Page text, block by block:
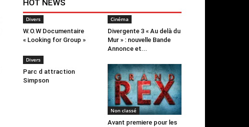
HOT NEWS
Divers
W.O.W Documentaire
« Looking for Group »
Cinéma
Divergente 3 « Au delà du
Mur » : nouvelle Bande
Annonce et...
Divers
Parc d attraction
Simpson
Non classé
Avant premiere pour les